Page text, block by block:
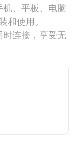
、平板、电脑
使用。
连接，享受无